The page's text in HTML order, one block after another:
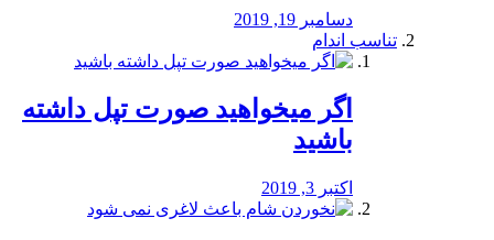
دسامبر 19, 2019
تناسب اندام
اگر میخواهید صورت تپل داشته
باشید
اکتبر 3, 2019